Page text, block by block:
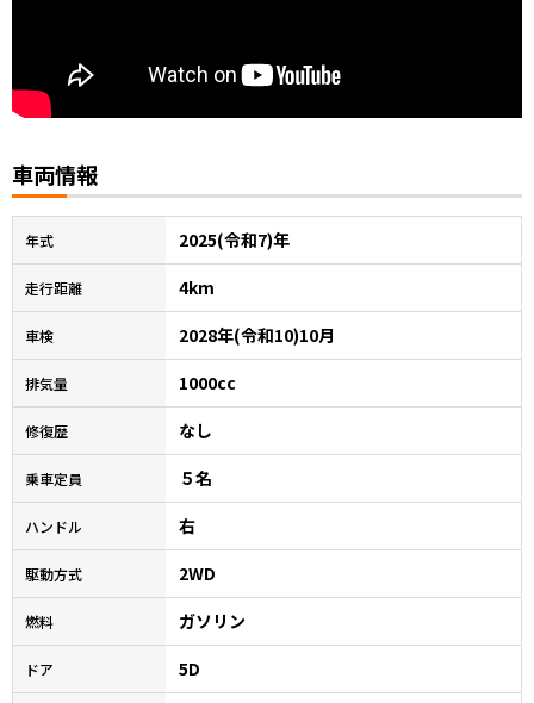
車両情報
年式 2025(令和7)年
走行距離 4km
車検 2028年(令和10)10月
排気量 1000cc
修復歴 なし
乗車定員 ５名
ハンドル 右
駆動方式 2WD
燃料 ガソリン
ドア 5D